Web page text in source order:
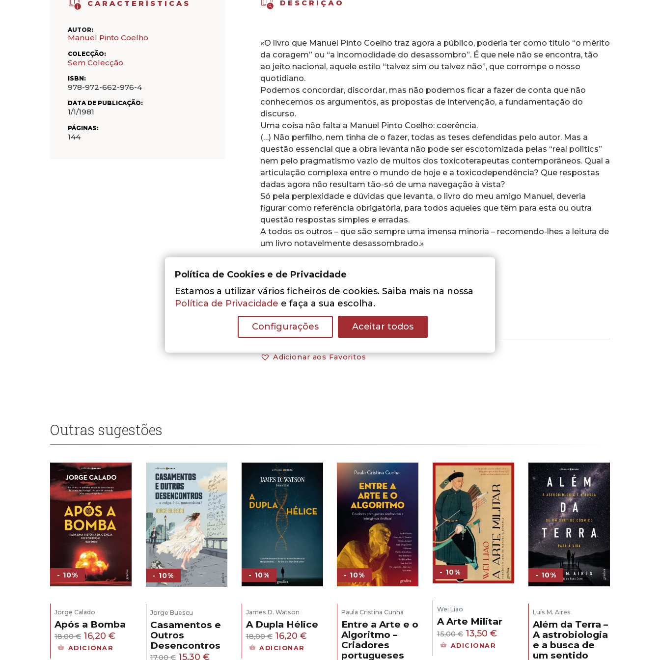
CARACTERÍSTICAS
AUTOR:
Manuel Pinto Coelho
COLECÇÃO:
Sem Colecção
ISBN:
978-972-662-976-4
DATA DE PUBLICAÇÃO:
1/1/1981
PÁGINAS:
144
DESCRIÇÃO
«O livro que Manuel Pinto Coelho traz agora a público, poderia ter como título “o mérito
da coragem” ou “a incomodidade do desassombro”. É que nele não se encontra, tão
ao jeito nacional, aquele estilo “talvez sim ou talvez não”, que corrompe o nosso
quotidiano.
Podemos concordar, discordar, mas não podemos ficar a fazer de conta que não
conhecemos os argumentos, as propostas de intervenção, a fundamentação do
discurso.
Uma coisa não falta a Manuel Pinto Coelho: coerência.
(…) Não perfilho, nem tinha de o fazer, todas as teses defendidas pelo autor. Mas a
questão essencial que a obra levanta não pode ser escotomizada pelas “real politics”
nem pelo pragmatismo vazio de muitos dos toxicoterapeutas contemporâneos. Qual a
articulação complexa entre o mundo de hoje e a toxicodependência? Que respostas
dadas agora não resultam tão-só de uma navegação à vista?
Só pela perplexidade e dúvidas que levanta, o livro do meu amigo Manuel, deveria
figurar como referência obrigatória, para todos aqueles que têm para esta ou outra
questão respostas simples e erradas.
A todos os outros – que são sempre uma imensa minoria – recomendo-lhes a leitura de
um livro notavelmente desassombrado.»
in Prefácio
Adicionar aos Favoritos
Outras sugestões
- 10%
Jorge Calado
Após a Bomba
18,00€ O
preço
16,20 €
ADICIONAR
- 10%
Jorge Buescu
Casamentos e
Outros
Desencontros
17,00€ O
15,30 €O
- 10%
James D. Watson
A Dupla Hélice
18,00€ O
preço
16,20 €O
ADICIONAR
- 10%
Paula Cristina Cunha
Entre a Arte e o
Algoritmo –
Criadores
portugueses
- 10%
Wei Liao
A Arte Militar
15,00€ O
preço
13,50€
ADICIONAR
- 10%
Luís M. Aires
Além da Terra –
A astrobiologia
e a busca de
um sentido
Política de Cookies e de Privacidade
Estamos a utilizar vários ficheiros de cookies. Saiba mais na nossa
Política de Privacidade e faça a sua escolha.
Configurações Aceitar todos